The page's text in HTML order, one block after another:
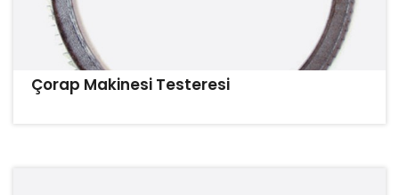
Çorap Makinesi Testeresi